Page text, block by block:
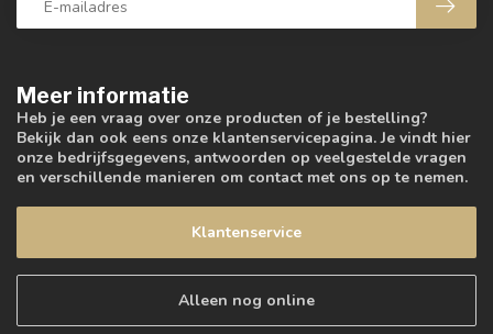
Meer informatie
Heb je een vraag over onze producten of je bestelling?
Bekijk dan ook eens onze klantenservicepagina. Je vindt hier
onze bedrijfsgegevens, antwoorden op veelgestelde vragen
en verschillende manieren om contact met ons op te nemen.
Klantenservice
Alleen nog online